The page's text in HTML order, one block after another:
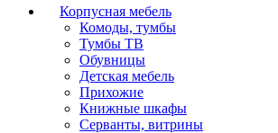
Корпусная мебель
Комоды, тумбы
Тумбы ТВ
Обувницы
Детская мебель
Прихожие
Книжные шкафы
Серванты, витрины